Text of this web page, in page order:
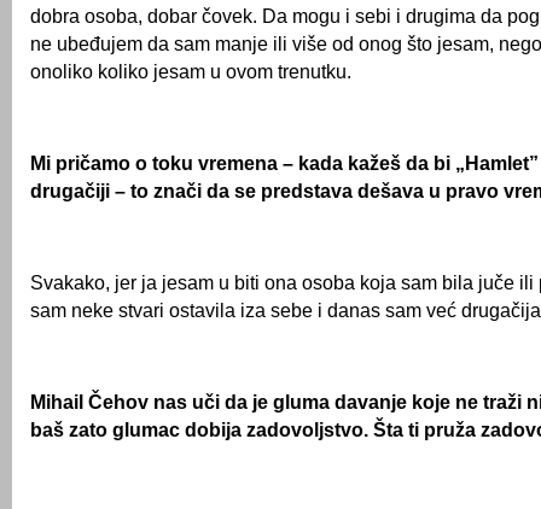
dobra osoba, dobar čovek. Da mogu i sebi i drugima da
ne ubeđujem da sam manje ili više od onog što jesam,
onoliko koliko jesam u ovom trenutku.
Mi pričamo o toku vremena – kada kažeš da bi
drugačiji – to znači da se predstava dešava u pravo
Svakako, jer ja jesam u biti ona osoba koja sam bila juče ili
sam neke stvari ostavila iza sebe i danas sam već
Mihail Čehov nas uči da je gluma davanje koje ne traži
baš zato glumac dobija zadovoljstvo. Šta ti pruža